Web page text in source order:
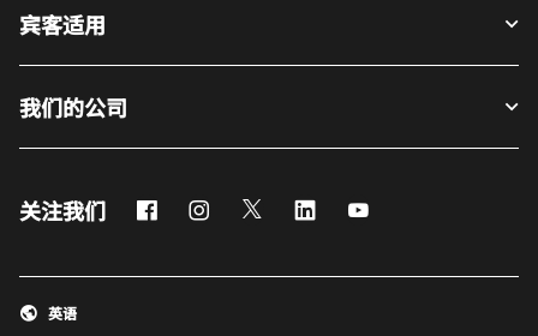
宾客适用
我们的公司
关注我们 FacebookInstagram
Twitter LinkedIn
英语